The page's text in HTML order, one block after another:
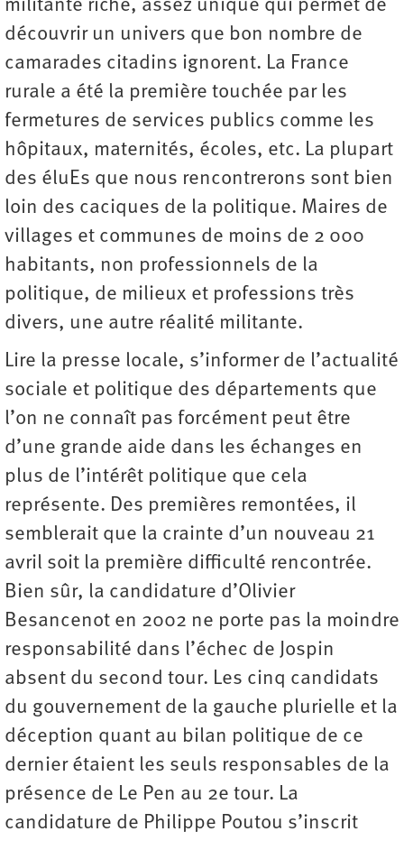
militante riche, assez unique qui permet de
découvrir un univers que bon nombre de
camarades citadins ignorent. La France
rurale a été la première touchée par les
fermetures de services publics comme les
hôpitaux, maternités, écoles, etc. La plupart
des éluEs que nous rencontrerons sont bien
loin des caciques de la politique. Maires de
villages et communes de moins de 2 000
habitants, non professionnels de la
politique, de milieux et professions très
divers, une autre réalité militante.
Lire la presse locale, s’informer de l’actualité
sociale et politique des départements que
l’on ne connaît pas forcément peut être
d’une grande aide dans les échanges en
plus de l’intérêt politique que cela
représente. Des premières remontées, il
semblerait que la crainte d’un nouveau 21
avril soit la première difficulté rencontrée.
Bien sûr, la candidature d’Olivier
Besancenot en 2002 ne porte pas la moindre
responsabilité dans l’échec de Jospin
absent du second tour. Les cinq candidats
du gouvernement de la gauche plurielle et la
déception quant au bilan politique de ce
dernier étaient les seuls responsables de la
présence de Le Pen au 2e tour. La
candidature de Philippe Poutou s’inscrit